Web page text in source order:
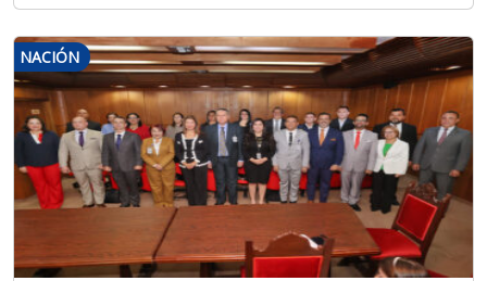
NACIÓN